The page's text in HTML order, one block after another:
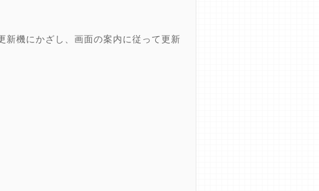
新機にかざし、画面の案内に従って更新